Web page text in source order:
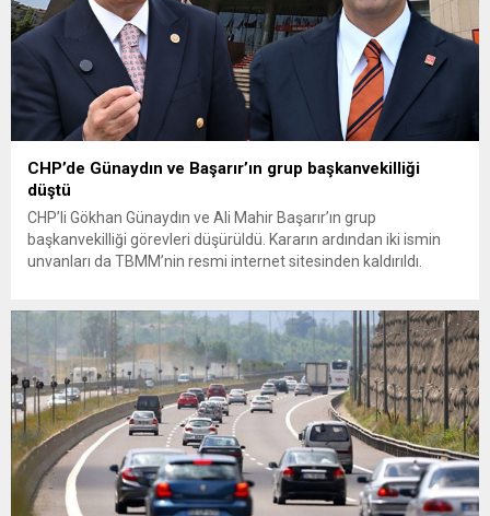
CHP’de Günaydın ve Başarır’ın grup başkanvekilliği
düştü
CHP’li Gökhan Günaydın ve Ali Mahir Başarır’ın grup
başkanvekilliği görevleri düşürüldü. Kararın ardından iki ismin
unvanları da TBMM’nin resmi internet sitesinden kaldırıldı.
çıkarma cezası uygulanmak üzere Yüksek Disiplin Kurulu’na
(YDK) sevk edilen ve partideki tüm görevlerinden...